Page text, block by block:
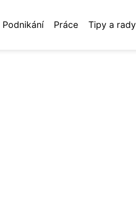
Podnikání Práce Tipy a rady